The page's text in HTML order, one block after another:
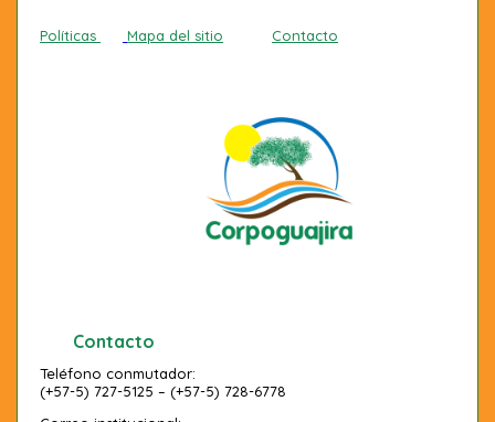
Políticas Mapa del sitio Contacto
Contacto
Teléfono conmutador:
(+57-5) 727-5125 – (+57-5) 728-6778